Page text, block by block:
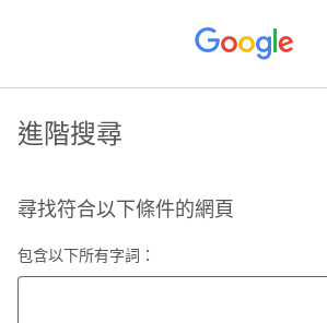
進階搜尋
尋找符合以下條件的網頁
包含以下所有字詞：